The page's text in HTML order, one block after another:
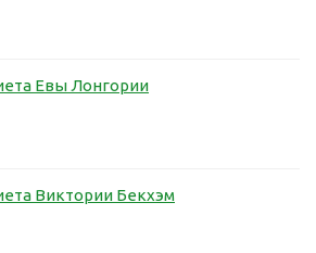
Евы Лонгории
Виктории Бекхэм